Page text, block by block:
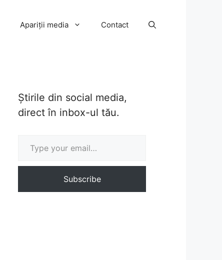
Apariții media Contact
Știrile din social media,
direct în inbox-ul tău.
Subscribe